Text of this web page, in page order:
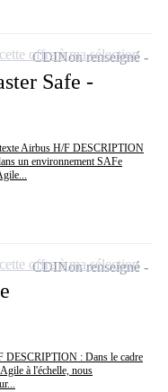
Safe -
Airbus H/F DESCRIPTION
un environnement SAFe
CDINon renseigné
offre à ma sélection
DESCRIPTION : Dans le cadre
à l'échelle, nous
CDINon renseigné
offre à ma sélection